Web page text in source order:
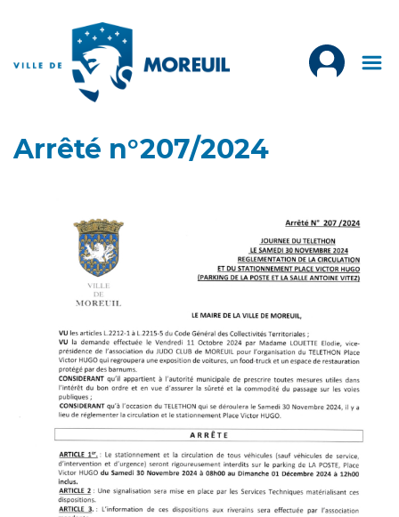
Arrêté n°207/2024